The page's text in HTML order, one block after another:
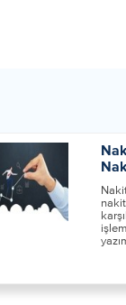
nakit